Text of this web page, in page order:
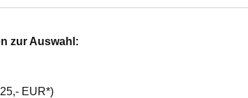
zur Auswahl:
EUR*)